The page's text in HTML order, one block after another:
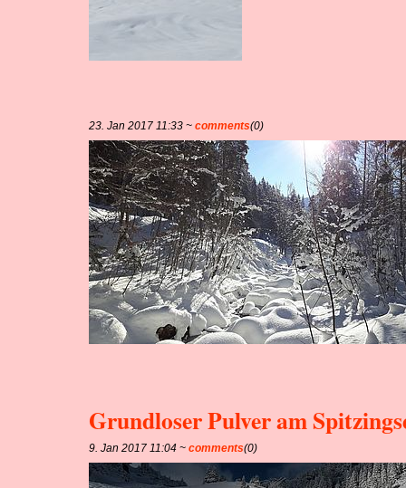
23. Jan 2017 11:33 ~comments(0)
Grundloser Pulver am
9. Jan 2017 11:04 ~comments(0)